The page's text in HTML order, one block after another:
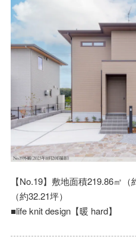
【No.19】敷地面積219.86㎡
（約32.21坪）
■life knit design【暖 hard】